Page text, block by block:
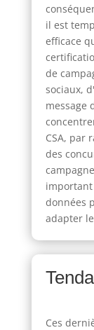
il est
efficace
de
sociaux,
message
CSA, par
des
données
adapter
Ces